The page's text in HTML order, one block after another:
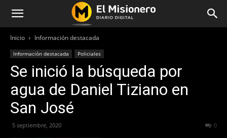
Inicio Información destacada
Información destacada Policiales
Se inició la búsqueda por
agua de Daniel Tiziano en
San José
5 septiembre, 2020 0